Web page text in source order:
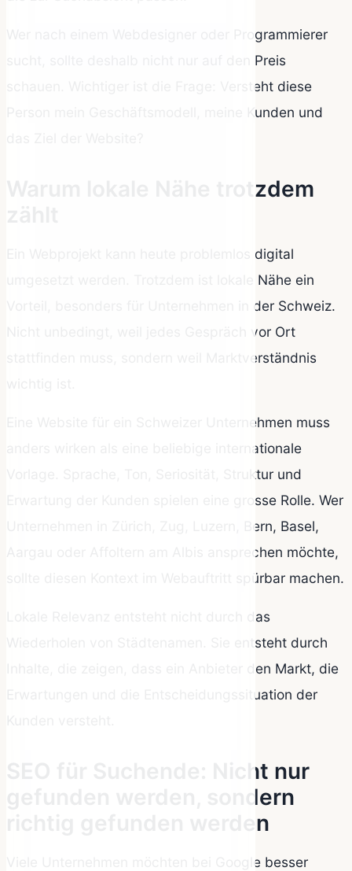
Wer nach einem Webdesigner oder Programmierer
sucht, sollte deshalb nicht nur auf den Preis
schauen. Wichtiger ist die Frage: Versteht diese
Person mein Geschäftsmodell, meine Kunden und
Warum lokale Nähe trotzdem
Ein Webprojekt kann heute problemlos digital
umgesetzt werden. Trotzdem ist lokale Nähe ein
Vorteil, besonders für Unternehmen in der Schweiz.
Nicht unbedingt, weil jedes Gespräch vor Ort
stattfinden muss, sondern weil Marktverständnis
Eine Website für ein Schweizer Unternehmen muss
anders wirken als eine beliebige internationale
Vorlage. Sprache, Ton, Seriosität, Struktur und
Erwartung der Kunden spielen eine grosse Rolle. Wer
Unternehmen in Zürich, Zug, Luzern, Bern, Basel,
Aargau oder Affoltern am Albis ansprechen möchte,
sollte diesen Kontext im Webauftritt spürbar machen.
Lokale Relevanz entsteht nicht durch das
Wiederholen von Städtenamen. Sie entsteht durch
Inhalte, die zeigen, dass ein Anbieter den Markt, die
Erwartungen und die Entscheidungssituation der
SEO für Suchende: Nicht nur
gefunden werden, sondern
richtig gefunden werden
Viele Unternehmen möchten bei Google besser